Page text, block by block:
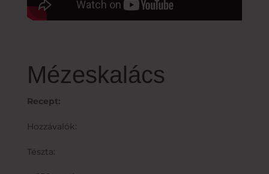
Mézeskalács
Recept:
Hozzávalók:
Tészta: